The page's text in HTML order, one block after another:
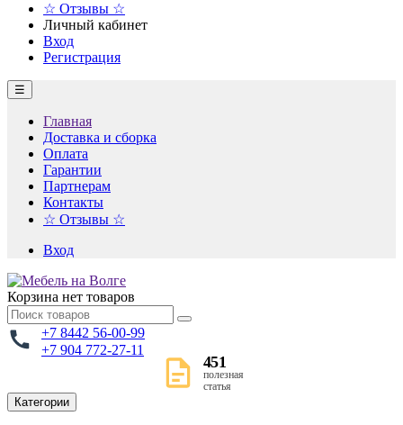
☆ Отзывы ☆
Личный кабинет
Вход
Регистрация
☰
Главная
Доставка и сборка
Оплата
Гарантии
Партнерам
Контакты
☆ Отзывы ☆
Вход
Корзина нет товаров
+7 8442 56-00-99
+7 904 772-27-11
451
полезная
статья
Категории